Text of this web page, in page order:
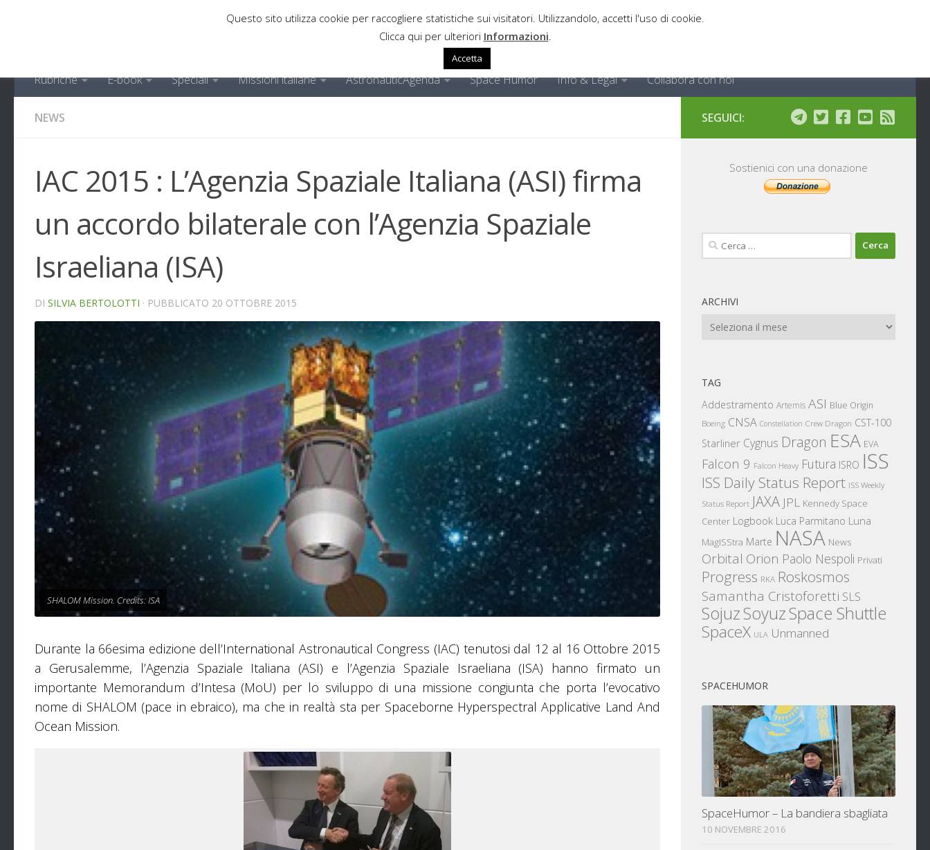
Rubriche E-book Speciali Missioni italiane AstronauticAgenda Space Humor Info & Legal Collabora con noi
NEWS
IAC 2015 : L’Agenzia Spaziale Italiana (ASI) firma
un accordo bilaterale con l’Agenzia Spaziale
Israeliana (ISA)
DI SILVIA BERTOLOTTI · PUBBLICATO 20 OTTOBRE 2015
SHALOM Mission. Credits: ISA
Durante la 66esima edizione dell’International Astronautical Congress (IAC) tenutosi dal 12 al 16 Ottobre 2015
a Gerusalemme, l’Agenzia Spaziale Italiana (ASI) e l’Agenzia Spaziale Israeliana (ISA) hanno firmato un
importante Memorandum d’Intesa (MoU) per lo sviluppo di una missione congiunta che porta l’evocativo
nome di SHALOM (pace in ebraico), ma che in realtà sta per Spaceborne Hyperspectral Applicative Land And
Ocean Mission.
SEGUICI:
Sostienici con una donazione
Ricerca
per:
ARCHIVI
Archivi
TAG
Addestramento Artemis ASI Blue Origin
Boeing CNSA Constellation Crew Dragon CST-100
Starliner Cygnus Dragon ESA EVA
Falcon 9 Falcon Heavy Futura ISRO ISS
ISS Daily Status Report ISS Weekly
Status Report JAXA JPL Kennedy Space
Center Logbook Luca Parmitano Luna
MagISStra Marte NASA News
Orbital Orion Paolo Nespoli Privati
Progress RKA Roskosmos
Samantha Cristoforetti SLS
SojuzSoyuzSpace Shuttle
SpaceX ULA Unmanned
SPACEHUMOR
SpaceHumor – La bandiera sbagliata
10 NOVEMBRE 2016
Questo sito utilizza cookie per raccogliere statistiche sui visitatori. Utilizzandolo, accetti l'uso di cookie.
Clicca qui per ulteriori Informazioni
Accetta